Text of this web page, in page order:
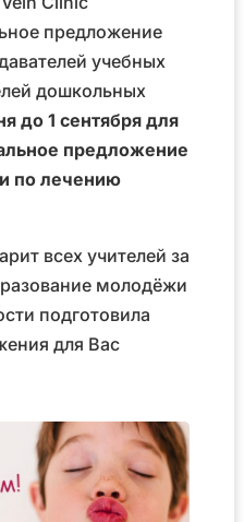
предложение
учебных
дошкольных
до 1 сентября для
предложение
по лечению
всех учителей за
молодёжи
подготовила
для Вас